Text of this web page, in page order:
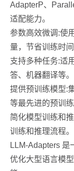
AdapterP、
适配能力。
参数高效微调:使
量，节省训练时
支持多种任务:适
答、机器翻译等。
提供预训练模型:
等最先进的预训
简化模型训练和
训练和推理流程。
LLM-Adapters 是
优化大型语言模